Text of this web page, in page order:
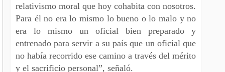
relativismo moral que hoy cohabita con nosotros.
Para él no era lo mismo lo bueno o lo malo y no
era lo mismo un oficial bien preparado y
entrenado para servir a su país que un oficial que
no había recorrido ese camino a través del mérito
y el sacrificio personal”, señaló.